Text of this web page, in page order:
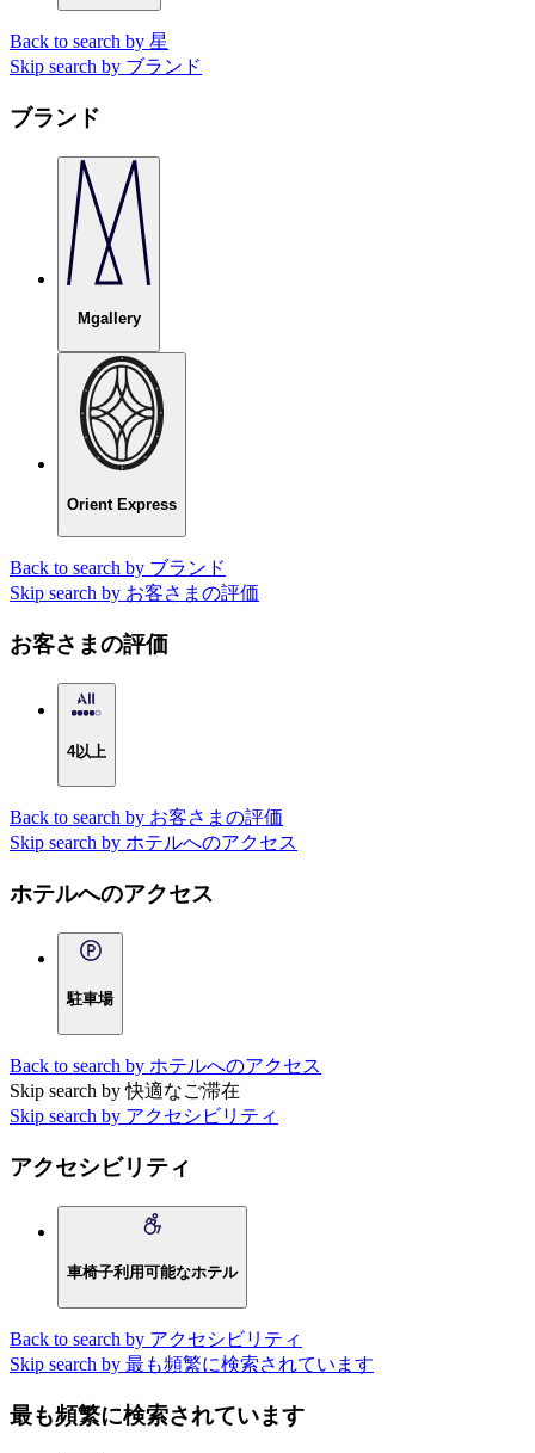
Back to search by 星
Skip search by ブランド
ブランド
Mgallery
Orient Express
Back to search by ブランド
Skip search by お客さまの評価
お客さまの評価
4以上
Back to search by お客さまの評価
Skip search by ホテルへのアクセス
ホテルへのアクセス
駐車場
Back to search by ホテルへのアクセス
Skip search by 快適なご滞在
Skip search by アクセシビリティ
アクセシビリティ
車椅子利用可能なホテル
Back to search by アクセシビリティ
Skip search by 最も頻繁に検索されています
最も頻繁に検索されています